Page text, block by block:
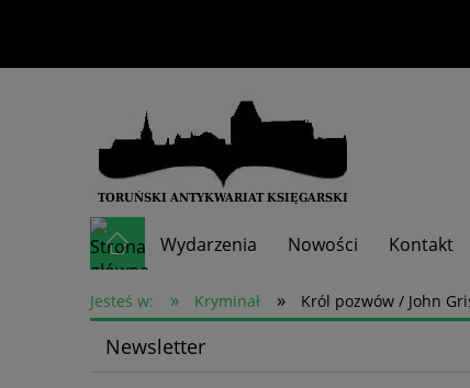
Wydarzenia Nowości Kontakt
Skup książek
Jesteś w: » Kryminał » Król pozwów / John
Newsletter